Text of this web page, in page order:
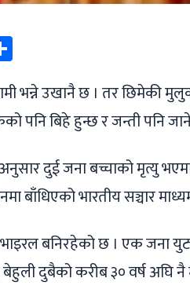
भन्ने उखानै छ । तर छिमेकी
पनि बिहे हुन्छ र जन्ती पनि
दुई जना बच्चाको मृत्यु
बाँधिएको भारतीय सञ्चार
बनिरहेको छ । एक जना
दुबैको करीब ३० वर्ष अघि